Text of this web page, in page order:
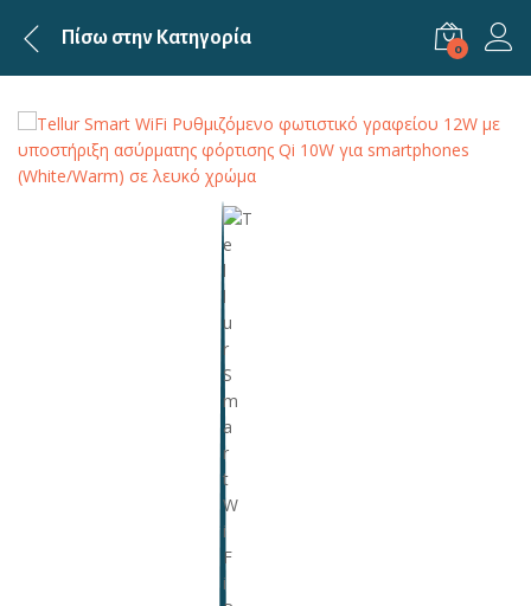
Πίσω στην Κατηγορία 0